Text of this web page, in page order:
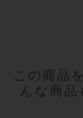
この商品
んな商品